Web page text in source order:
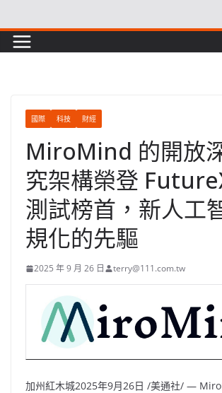
to
content
國際 科技 財經
MiroMind 的開放
究架構榮登
測試榜首，新人工
規化的先驅
2025 年 9 月 26 日 terry@111.com.tw
加州紅木城2025年9月26日 /美通社/ —